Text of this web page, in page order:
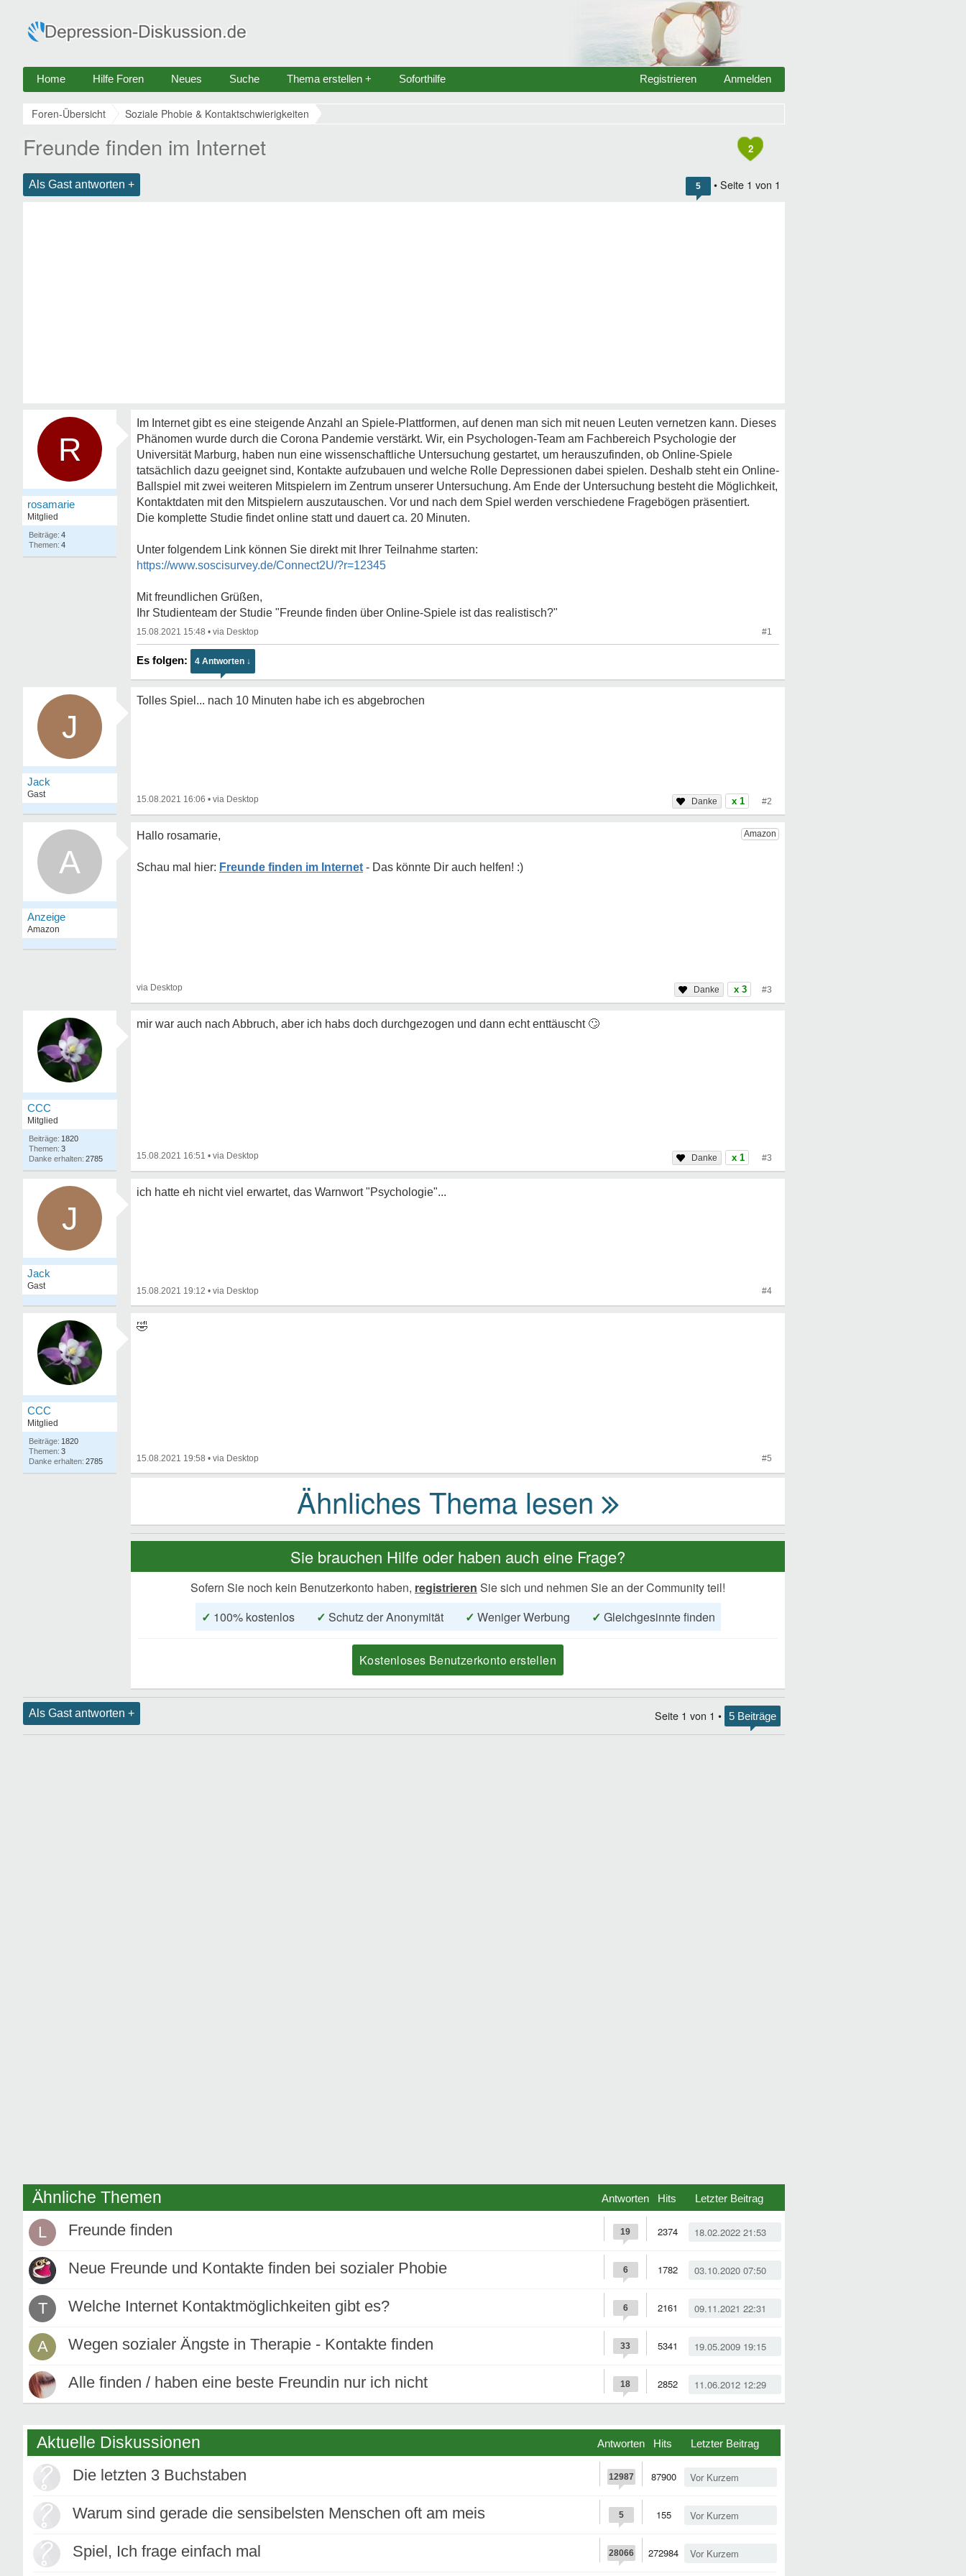
Home Hilfe Foren Neues Suche Thema erstellen + Soforthilfe Anmelden
Registrieren
Foren-Übersicht Soziale Phobie & Kontaktschwierigkeiten
2
Freunde finden im Internet
Als Gast antworten + 5 • Seite 1 von 1
R
rosamarie
Mitglied
4
4
Im Internet gibt es eine steigende Anzahl an Spiele-Plattformen, auf denen man sich mit neuen Leuten vernetzen kann. Dieses
Phänomen wurde durch die Corona Pandemie verstärkt. Wir, ein Psychologen-Team am Fachbereich Psychologie der
Universität Marburg, haben nun eine wissenschaftliche Untersuchung gestartet, um herauszufinden, ob Online-Spiele
tatsächlich dazu geeignet sind, Kontakte aufzubauen und welche Rolle Depressionen dabei spielen. Deshalb steht ein Online-
Ballspiel mit zwei weiteren Mitspielern im Zentrum unserer Untersuchung. Am Ende der Untersuchung besteht die Möglichkeit,
Kontaktdaten mit den Mitspielern auszutauschen. Vor und nach dem Spiel werden verschiedene Fragebögen präsentiert.
Die komplette Studie findet online statt und dauert ca. 20 Minuten.
Unter folgendem Link können Sie direkt mit Ihrer Teilnahme starten:
https://www.soscisurvey.de/Connect2U/?r=12345
Mit freundlichen Grüßen,
Ihr Studienteam der Studie "Freunde finden über Online-Spiele ist das realistisch?"
15.08.2021 15:48 • #1
4 Antworten ↓
J
Jack
Gast
Tolles Spiel... nach 10 Minuten habe ich es abgebrochen
15.08.2021 16:06 • x 1 #2
A
Hallo rosamarie,
Freunde finden im Internet
x 3 #3
CCC
Mitglied
1820
3
2785
mir war auch nach Abbruch, aber ich habs doch durchgezogen und dann echt enttäuscht 🙄
15.08.2021 16:51 • x 1 #3
J
Jack
Gast
ich hatte eh nicht viel erwartet, das Warnwort "Psychologie"...
15.08.2021 19:12 • #4
CCC
Mitglied
1820
3
2785
🤣
15.08.2021 19:58 • #5
Sie brauchen Hilfe oder haben auch eine Frage?
Sofern Sie noch kein Benutzerkonto haben, registrieren Sie sich und nehmen Sie an der Community teil!
✓ 100% kostenlos ✓ Schutz der Anonymität ✓ Weniger Werbung ✓ Gleichgesinnte finden
Kostenloses Benutzerkonto erstellen
Als Gast antworten + Seite 1 von 1 • 5 Beiträge
Ähnliche Themen Hits
Antworten Letzter Beitrag
L Freunde finden 18.02.2022 21:53
2374
19
Neue Freunde und Kontakte finden bei sozialer Phobie 03.10.2020 07:50
1782
6
T Welche Internet Kontaktmöglichkeiten gibt es? 09.11.2021 22:31
2161
6
A Wegen sozialer Ängste in Therapie - Kontakte finden 19.05.2009 19:15
5341
33
Alle finden / haben eine beste Freundin nur ich nicht 11.06.2012 12:29
2852
18
Aktuelle Diskussionen Hits
Antworten Letzter Beitrag
Die letzten 3 Buchstaben Vor Kurzem
87900
12987
Warum sind gerade die sensibelsten Menschen oft am meis Vor Kurzem
155
5
Spiel, Ich frage einfach mal Vor Kurzem
272984
28066